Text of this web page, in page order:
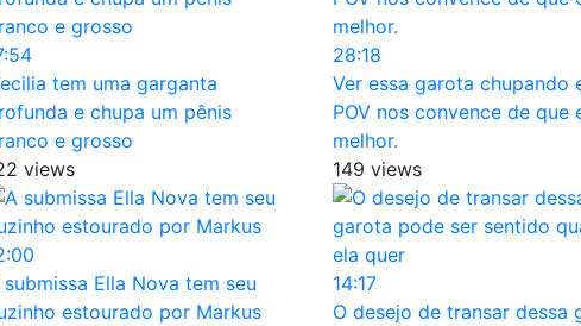
tem uma garganta
e chupa um pênis
e grosso
views
28:18
Ver essa garota chupando
POV nos convence de que
melhor.
149 views
submissa Ella Nova tem seu
estourado por Markus
14:17
O desejo de transar dessa